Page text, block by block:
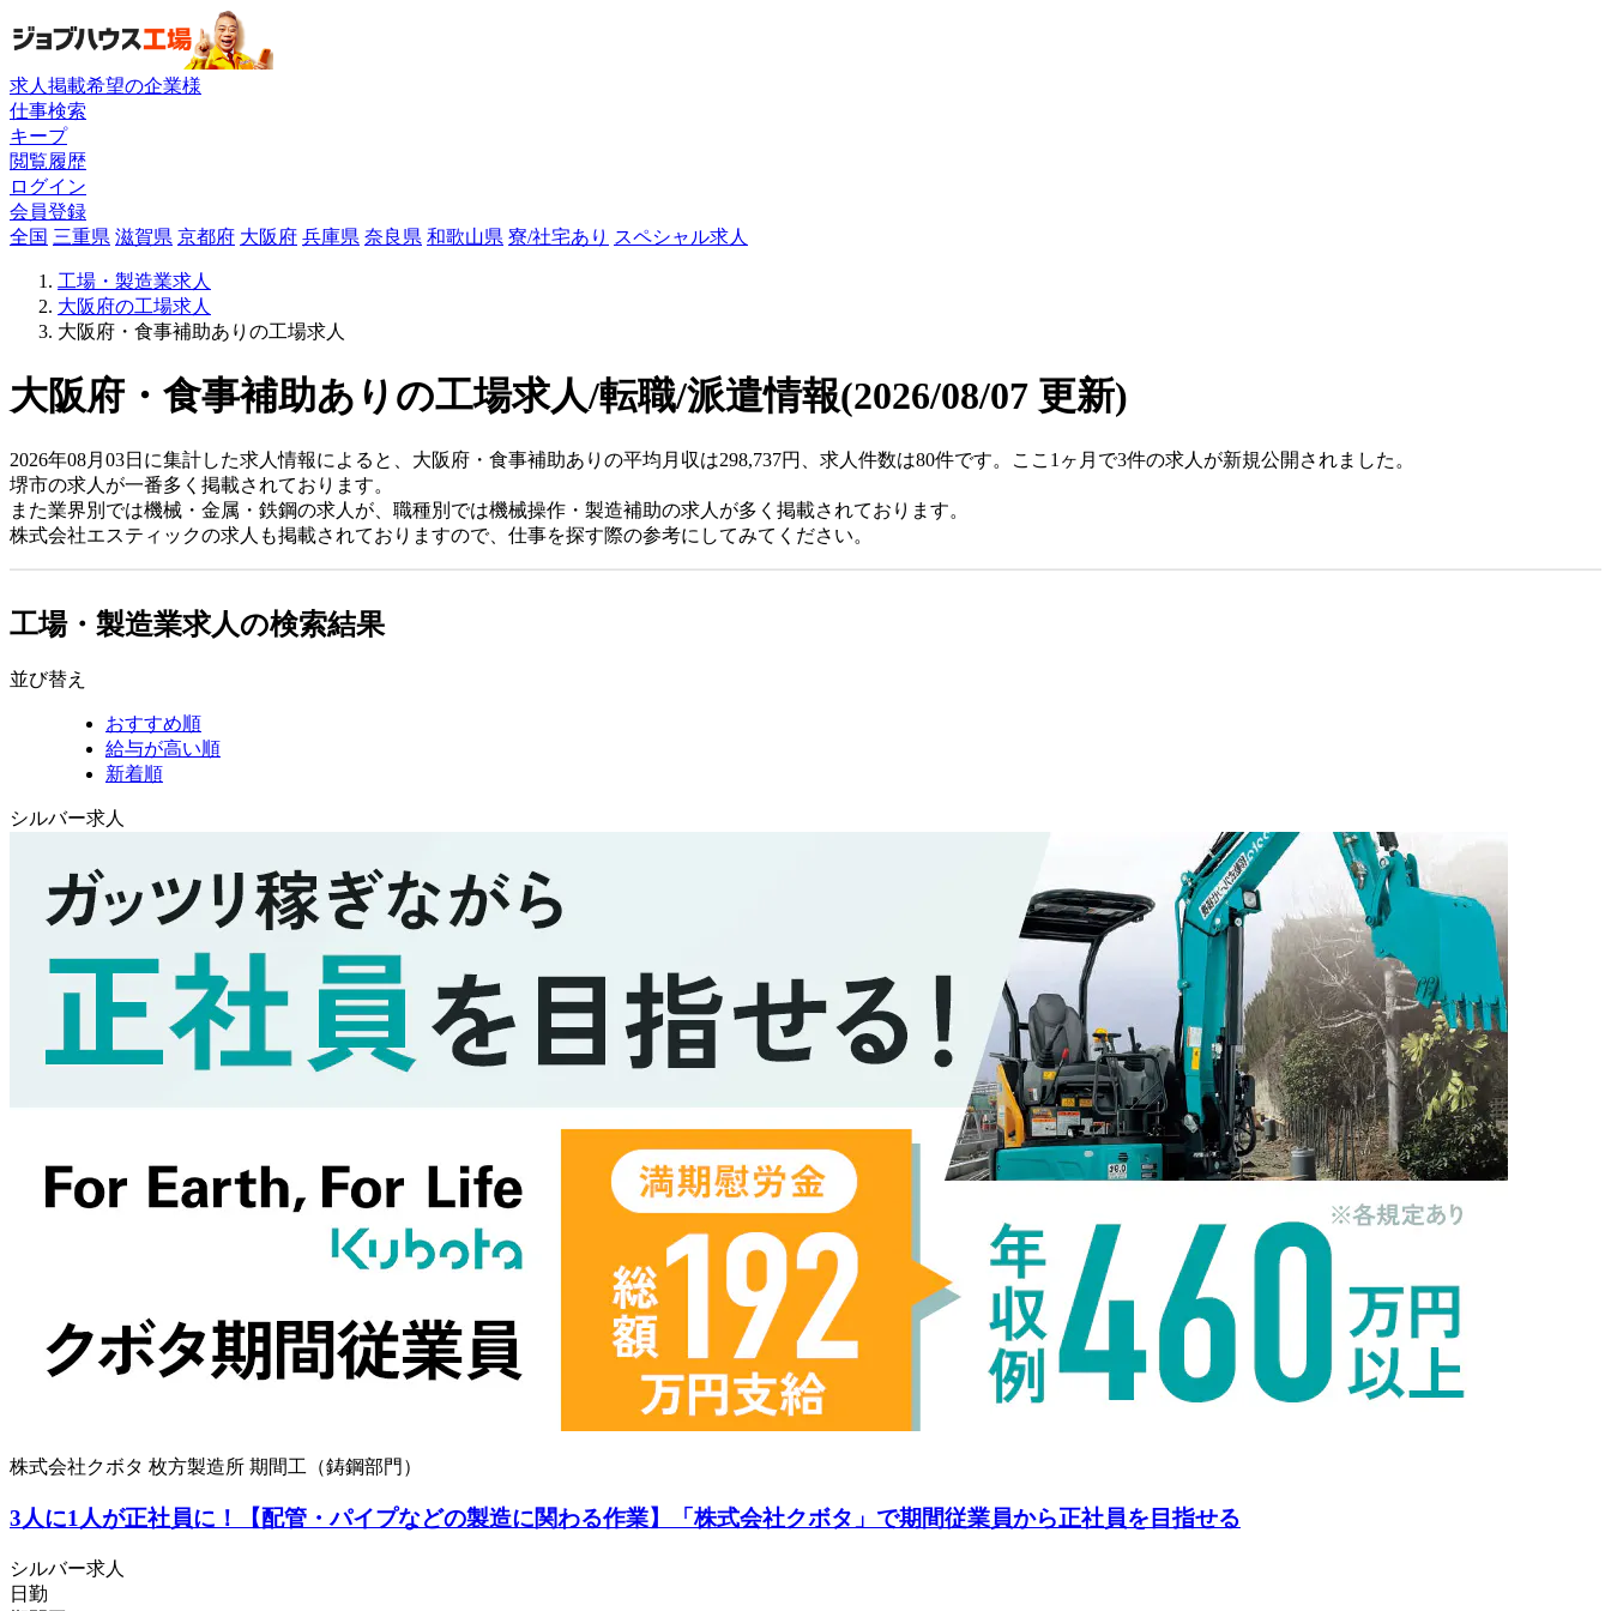
求人掲載希望の企業様
仕事検索
キープ
閲覧履歴
ログイン
会員登録
全国 三重県 滋賀県 京都府 大阪府 兵庫県 奈良県 和歌山県 寮/社宅あり スペシャル求人
工場・製造業求人
大阪府の工場求人
大阪府・食事補助ありの工場求人
大阪府・食事補助ありの工場求人/転職/派遣情報(2026/08/07 更新)
2026年08月03日に集計した求人情報によると、大阪府・食事補助ありの平均月収は298,737円、求人件数は80件です。ここ1ヶ月で3件の求人が新規公開されました。
堺市の求人が一番多く掲載されております。
また業界別では機械・金属・鉄鋼の求人が、職種別では機械操作・製造補助の求人が多く掲載されております。
株式会社エスティックの求人も掲載されておりますので、仕事を探す際の参考にしてみてください。
工場・製造業求人の検索結果
並び替え
おすすめ順
給与が高い順
新着順
シルバー求人
株式会社クボタ 枚方製造所 期間工（鋳鋼部門）
3人に1人が正社員に！【配管・パイプなどの製造に関わる作業】「株式会社クボタ」で期間従業員から正社員を目指せる
シルバー求人
日勤